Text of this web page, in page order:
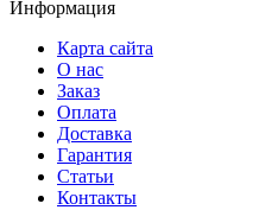
Информация
Карта сайта
О нас
Заказ
Оплата
Доставка
Гарантия
Статьи
Контакты